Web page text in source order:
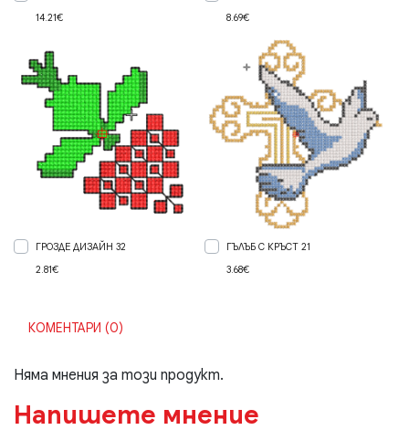
14.21€
8.69€
ГРОЗДЕ ДИЗАЙН 32
2.81€
ГЪЛЪБ С КРЪСТ 21
3.68€
КОМЕНТАРИ (0)
Няма мнения за този продукт.
Напишете мнение